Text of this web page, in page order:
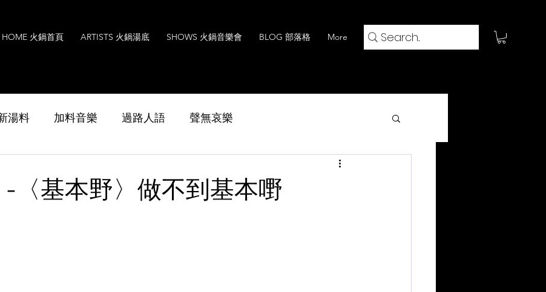
HOME 火鍋首頁 ARTISTS 火鍋湯底 SHOWS 火鍋音樂會 BLOG 部落格 More
湯料 加料音樂 過路人語 聲無哀樂
〈基本野〉做不到基本嘢